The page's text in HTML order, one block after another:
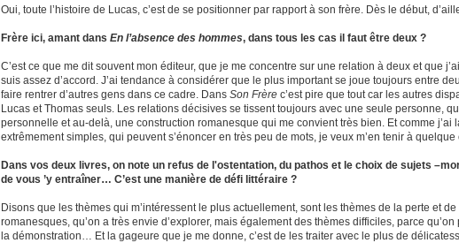
Oui, toute l’histoire de Lucas, c’est de se positionner par rapport à son frère. Dès le début,
Frère ici, amant dans En l’absence des hommes, dans tous les cas il faut être deux ?
C’est ce que me dit souvent mon éditeur, que je me concentre sur une relation à deux et que
suis assez d’accord. J’ai tendance à considérer que le plus important se joue toujours entre
faire rentrer d’autres gens dans ce cadre. Dans Son Frère c’est pire que tout car les autres
Lucas et Thomas seuls. Les relations décisives se tissent toujours avec une seule personne,
personnelle et au-delà, une construction romanesque qui me convient très bien. Et comme j’ai
extrêmement simples, qui peuvent s’énoncer en très peu de mots, je veux m’en tenir à
Dans vos deux livres, on note un refus de l'ostentation, du pathos et le choix de sujets
de vous ’y entraîner… C’est une manière de défi littéraire ?
Disons que les thèmes qui m’intéressent le plus actuellement, sont les thèmes de la perte et
romanesques, qu’on a très envie d’explorer, mais également des thèmes difficiles, parce
la démonstration… Et la gageure que je me donne, c’est de les traiter avec le plus de